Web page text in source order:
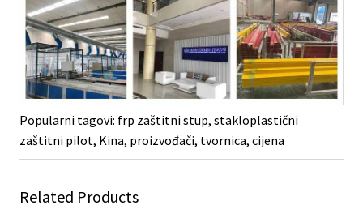
Popularni tagovi: frp zaštitni stup, stakloplastični
zaštitni pilot, Kina, proizvođači, tvornica, cijena
Related Products